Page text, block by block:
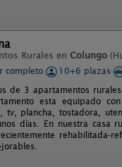
Rurales en Colungo
completo
10+6 plazas
de 3 apartamentos
esta equipado
tv, plancha, tostadora,
días. En nuestra casa
rehabilitada-